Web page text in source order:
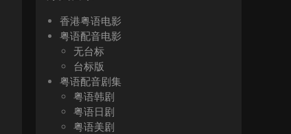
香港粤语电影
粤语配音电影
无台标
台标版
粤语配音剧集
粤语韩剧
粤语日剧
粤语美剧